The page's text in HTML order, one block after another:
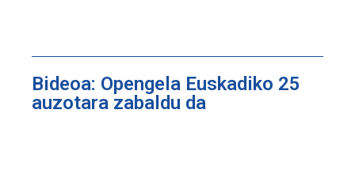
Bideoa: Opengela Euskadiko 25
auzotara zabaldu da